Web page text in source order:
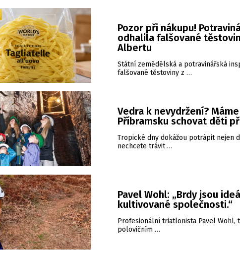
Pozor při nákupu!
odhalila falšované
Albertu
Státní zemědělská a potravinářská
falšované těstoviny z …
Vedra k nevydržení?
Příbramsku schovat děti
Tropické dny dokážou potrápit nejen
nechcete trávit …
Pavel Wohl: „Brdy jsou
kultivované společnosti.“
Profesionální triatlonista Pavel
polovičním …